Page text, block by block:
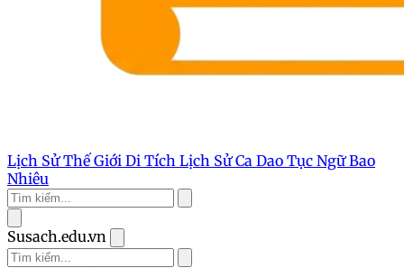
Lịch Sử Thế Giới Di Tích Lịch SửCa Dao Tục NgữBao
Nhiêu
Susach.edu.vn